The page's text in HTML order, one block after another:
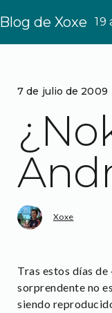
Blog de Xoxe 19
7 de julio de 2009
Xoxe
Tras estos días
sorprendente no
siendo